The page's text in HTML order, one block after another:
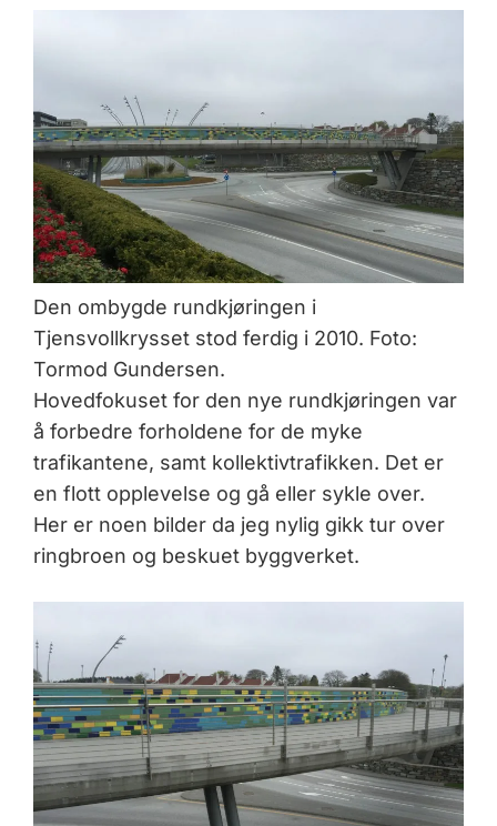
Den ombygde rundkjøringen i
Tjensvollkrysset stod ferdig i 2010. Foto:
Tormod Gundersen.
Hovedfokuset for den nye rundkjøringen var
å forbedre forholdene for de myke
trafikantene, samt kollektivtrafikken. Det er
en flott opplevelse og gå eller sykle over.
Her er noen bilder da jeg nylig gikk tur over
ringbroen og beskuet byggverket.